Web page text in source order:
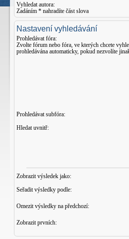
Vyhledat autora:
Zadáním * nahradíte část slova
Nastavení vyhledávání
Prohledávat fóra:
Zvolte fórum nebo fóra, ve kterých chcete
prohledávána automaticky, pokud nezvolíte
Prohledávat subfóra:
Hledat uvnitř:
Zobrazit výsledek jako:
Seřadit výsledky podle:
Omezit výsledky na předchozí:
Zobrazit prvních: